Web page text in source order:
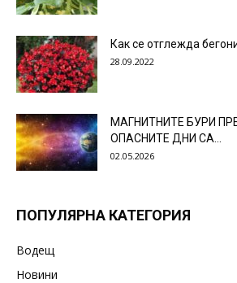
Как се отглежда
28.09.2022
МАГНИТНИТЕ БУРИ
ОПАСНИТЕ ДНИ СА…
02.05.2026
ПОПУЛЯРНА КАТЕГОРИЯ
Водещ
Новини